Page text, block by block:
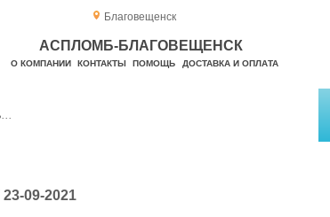
Благовещенск
АСПЛОМБ-БЛАГОВЕЩЕНСК
О КОМПАНИИ КОНТАКТЫ ПОМОЩЬ ДОСТАВКА И ОПЛАТА
09-2021